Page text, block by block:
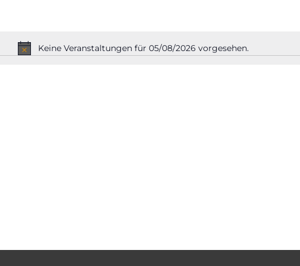
Hinweis
Keine Veranstaltungen für 05/08/2026 vorgesehen.